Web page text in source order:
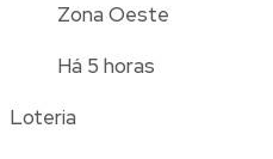
Zona Oeste
Há 5 horas
Loteria